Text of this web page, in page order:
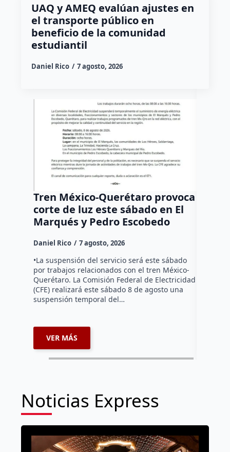
UAQ y AMEQ evalúan ajustes en
el transporte público en
beneficio de la comunidad
estudiantil
Daniel Rico 7 agosto, 2026
Tren México-Querétaro provoca
corte de luz este sábado en El
Marqués y Pedro Escobedo
Daniel Rico 7 agosto, 2026
•La suspensión del servicio será este sábado
por trabajos relacionados con el tren México-
Querétaro. La Comisión Federal de Electricidad
(CFE) realizará este sábado 8 de agosto una
suspensión temporal del…
VER MÁS
Noticias Express